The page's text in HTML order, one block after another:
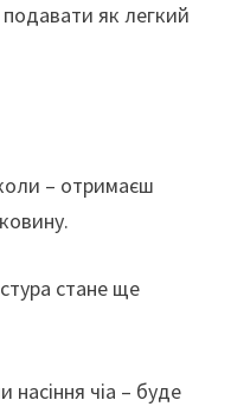
як легкий
– отримаєш
стане ще
насіння чіа – буде